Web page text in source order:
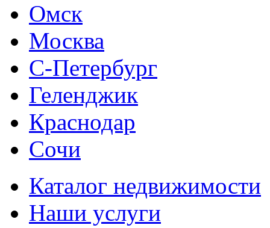
Омск
Москва
С-Петербург
Геленджик
Краснодар
Сочи
Каталог недвижимости
Наши услуги